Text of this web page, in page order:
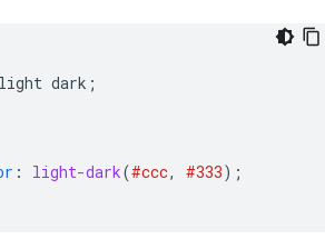
light dark ;
: light-dark(#ccc, #333);